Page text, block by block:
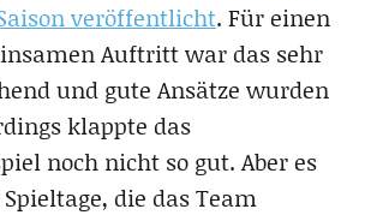
veröffentlicht. Für einen
Auftritt war das sehr
und gute Ansätze wurden
klappte das
noch nicht so gut. Aber es
die das Team